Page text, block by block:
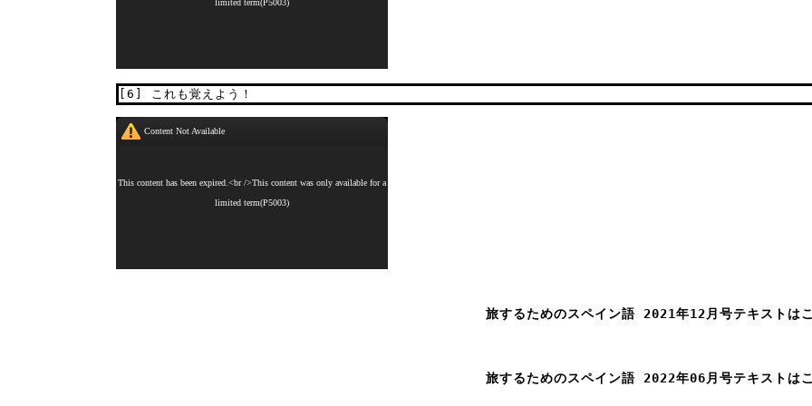
[6] これも覚えよう！
旅するためのスペイン語 2021年12月号テキストは
旅するためのスペイン語 2022年06月号テキストは